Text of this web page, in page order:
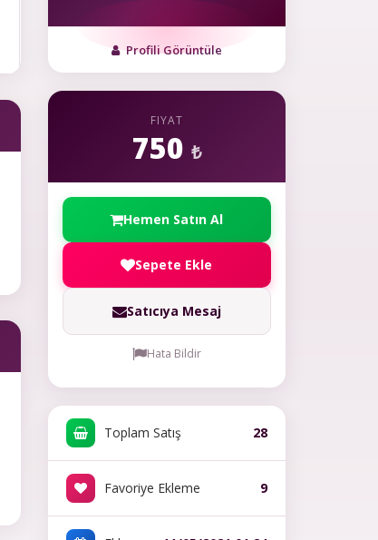
Profili Görüntüle
FIYAT
750 ₺
Hemen Satın Al
Sepete Ekle
Satıcıya Mesaj
Hata Bildir
Toplam Satış 28
Favoriye Ekleme 9